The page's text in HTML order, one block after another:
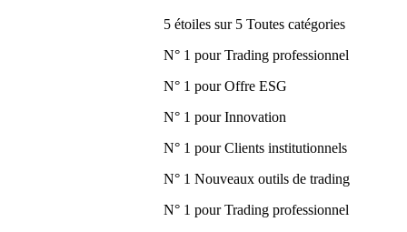
5 étoiles sur 5 Toutes catégories
N° 1 pour Trading professionnel
N° 1 pour Offre ESG
N° 1 pour Innovation
N° 1 pour Clients institutionnels
N° 1 Nouveaux outils de trading
N° 1 pour Trading professionnel